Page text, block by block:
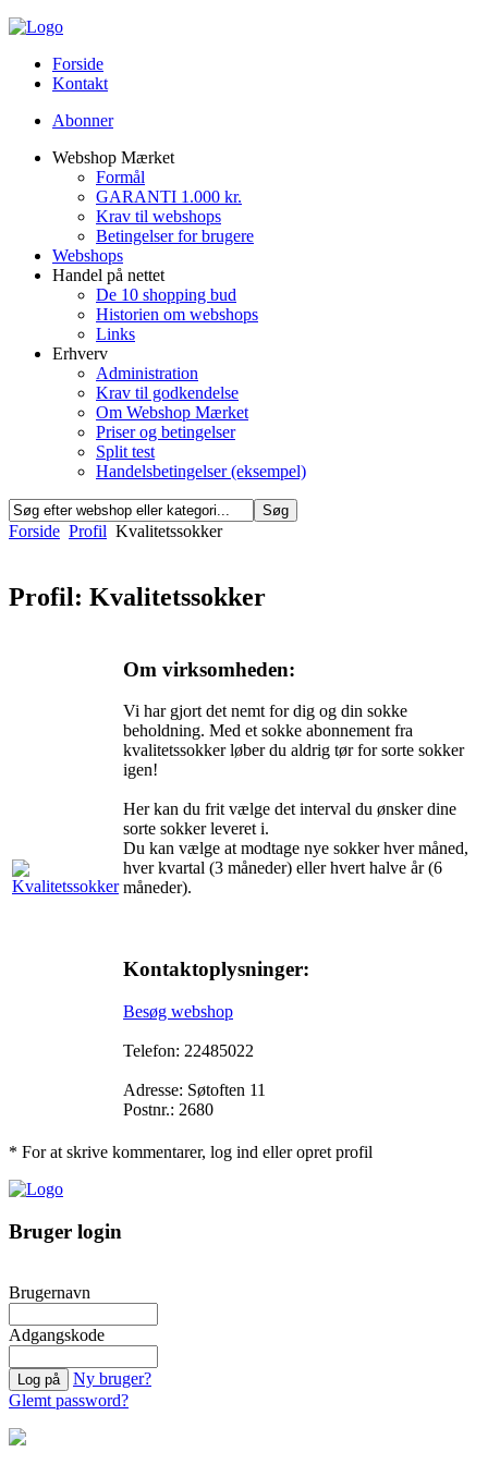
Forside
Kontakt
Abonner
Webshop Mærket
Formål
GARANTI 1.000 kr.
Krav til webshops
Betingelser for brugere
Webshops
Handel på nettet
De 10 shopping bud
Historien om webshops
Links
Erhverv
Administration
Krav til godkendelse
Om Webshop Mærket
Priser og betingelser
Split test
Handelsbetingelser (eksempel)
Forside Profil Kvalitetssokker
Profil: Kvalitetssokker
Om virksomheden:
Vi har gjort det nemt for dig og din sokke
beholdning. Med et sokke abonnement fra
kvalitetssokker løber du aldrig tør for sorte sokker
igen!
Her kan du frit vælge det interval du ønsker dine
sorte sokker leveret i.
Du kan vælge at modtage nye sokker hver måned,
hver kvartal (3 måneder) eller hvert halve år (6
måneder).
Kontaktoplysninger:
Besøg webshop
Telefon: 22485022
Adresse: Søtoften 11
Postnr.: 2680
* For at skrive kommentarer, log ind eller opret profil
Bruger login
Brugernavn
Adgangskode
Ny bruger?
Glemt password?